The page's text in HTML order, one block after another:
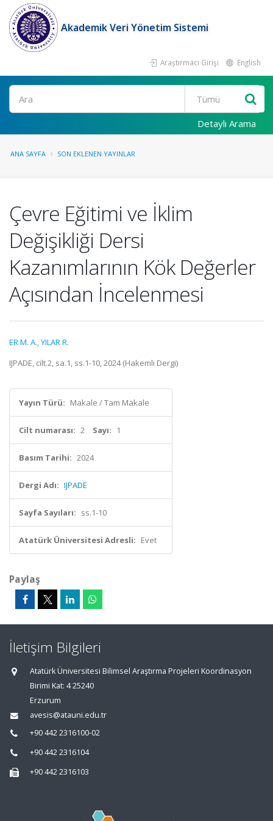
Akademik Veri Yönetim Sistemi
Araştırmacı Girişi English
Ara
Detaylı Arama
ANA SAYFA SON EKLENEN YAYINLAR
Çevre Eğitimi ve İklim
Değişikliği Dersi
Kazanımlarının Kök Değerler
Açısından İncelenmesi
ER M. A.,YILAR R.
IJPADE, cilt.2, sa.1, ss.1-10, 2024 (Hakemli Dergi)
Yayın Türü: Makale / Tam Makale
Cilt numarası: 2 Sayı: 1
Basım Tarihi: 2024
Dergi Adı: IJPADE
Sayfa Sayıları: ss.1-10
Atatürk Üniversitesi Adresli: Evet
Paylaş
İletişim Bilgileri
Atatürk Üniversitesi Bilimsel Araştırma Projeleri Koordinasyon
Birimi Kat: 4 25240
Erzurum
avesis@atauni.edu.tr
+90 442 2316100-02
+90 442 2316104
+90 442 2316103